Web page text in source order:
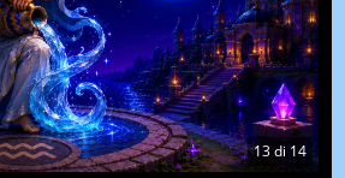
13di 14